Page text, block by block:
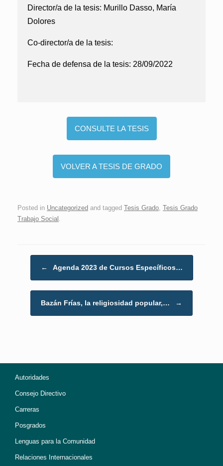
Director/a de la tesis: Murillo Dasso, María
Dolores
Co-director/a de la tesis:
Fecha de defensa de la tesis: 28/09/2022
CONSULTE LA TESIS
VOLVER A TESIS DE GRADO
Posted in Uncategorized and tagged Tesis Grado Tesis Grado
Trabajo Social
← Agenda 2023 de Cursos Específicos…
Bazán Frías, la religiosidad popular,… →
Autoridades
Consejo Directivo
Carreras
Posgrados
Lenguas para la Comunidad
Relaciones Internacionales